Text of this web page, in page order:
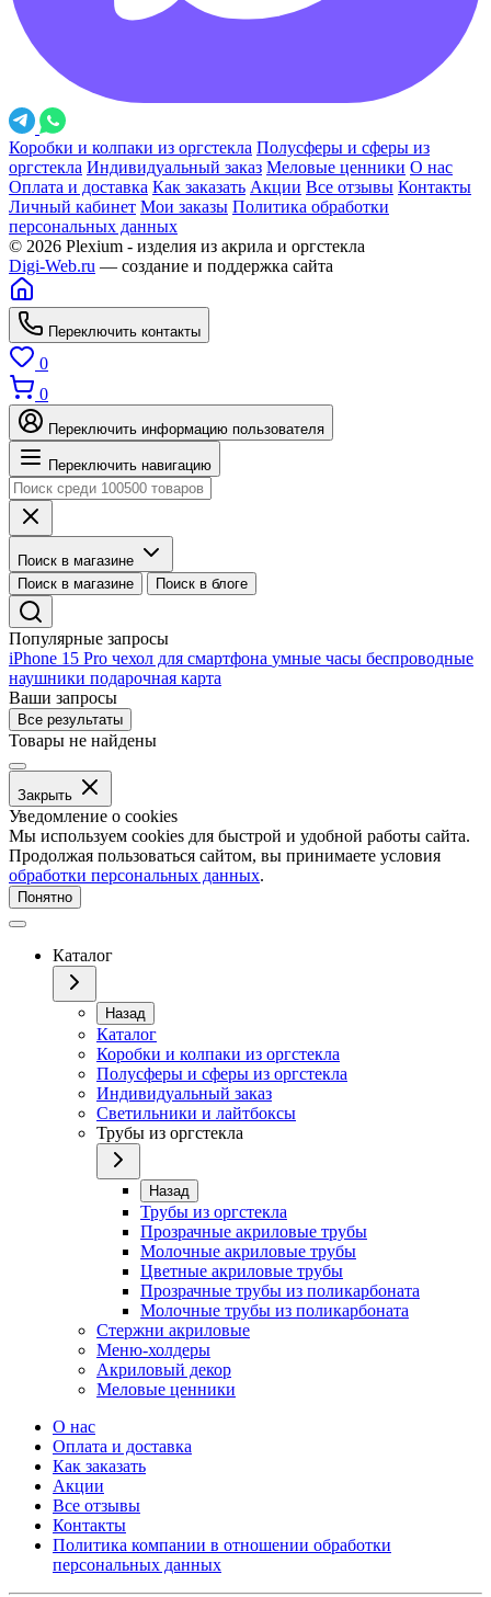
Коробки и колпаки из оргстекла Полусферы и сферы из
оргстекла Индивидуальный заказ Меловые ценники О нас
Оплата и доставка Как заказать Акции Все отзывы Контакты
Личный кабинет Мои заказы Политика обработки
персональных данных
© 2026 Plexium - изделия из акрила и оргстекла
Digi-Web.ru — создание и поддержка сайта
Переключить контакты
0
0
Переключить информацию пользователя
Переключить навигацию
Поиск в магазине
Поиск в магазине
Поиск в блоге
Популярные запросы
iPhone 15 Pro чехол для смартфона умные часы беспроводные
наушники подарочная карта
Ваши запросы
Все результаты
Товары не найдены
Закрыть
Уведомление о cookies
Мы используем cookies для быстрой и удобной работы сайта.
Продолжая пользоваться сайтом, вы принимаете условия
обработки персональных данных.
Понятно
Каталог
Назад
Каталог
Коробки и колпаки из оргстекла
Полусферы и сферы из оргстекла
Индивидуальный заказ
Светильники и лайтбоксы
Трубы из оргстекла
Назад
Трубы из оргстекла
Прозрачные акриловые трубы
Молочные акриловые трубы
Цветные акриловые трубы
Прозрачные трубы из поликарбоната
Молочные трубы из поликарбоната
Стержни акриловые
Меню-холдеры
Акриловый декор
Меловые ценники
О нас
Оплата и доставка
Как заказать
Акции
Все отзывы
Контакты​
Политика компании в отношении обработки
персональных данных